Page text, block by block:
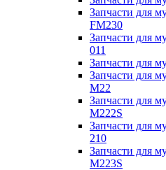
Запчасти для
FM230
Запчасти для
011
Запчасти для
Запчасти для
M22
Запчасти для
M222S
Запчасти для
210
Запчасти для
M223S